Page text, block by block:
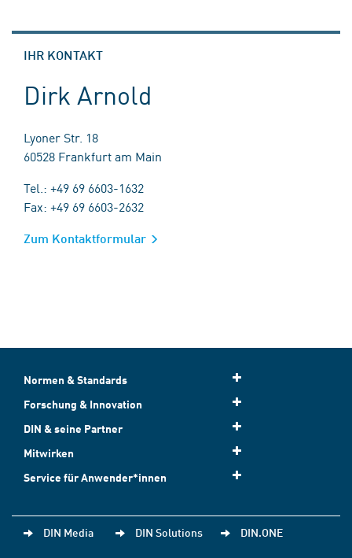
IHR KONTAKT
Dirk Arnold
Lyoner Str. 18
60528 Frankfurt am Main
Tel.: +49 69 6603-1632
Fax: +49 69 6603-2632
Zum Kontaktformular
Normen & Standards
Forschung & Innovation
DIN & seine Partner
Mitwirken
Service für Anwender*innen
DIN Media DIN Solutions DIN.ONE